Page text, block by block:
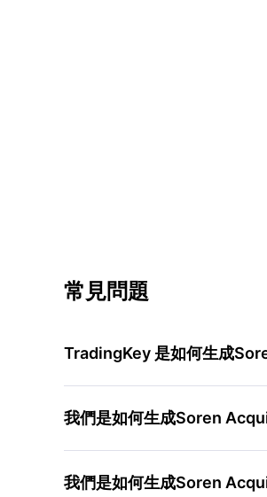
常見問題
TradingKey 是如何生成
我們是如何生成Soren
我們是如何生成Soren